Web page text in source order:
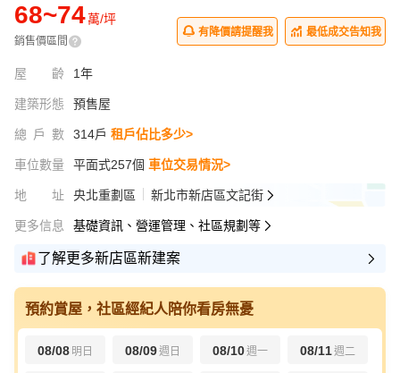
68~74萬/坪
銷售價區間
有降價請提醒我 最低成交告知我
屋齡 1年
建築形態 預售屋
總戶數 314戶 租戶佔比多少>
車位數量 平面式257個 車位交易情況>
地址 央北重劃區 新北市新店區文記街
更多信息 基礎資訊、營運管理、社區規劃等
了解更多新店區新建案
預約賞屋，社區經紀人陪你看房無憂
08/08 明日 08/09週日 08/10週一 08/11週二